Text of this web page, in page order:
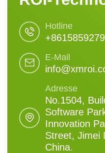
Hotline
E-Mail
Adresse
No.1504,
Software
Innovation
Street, Jimei
China.